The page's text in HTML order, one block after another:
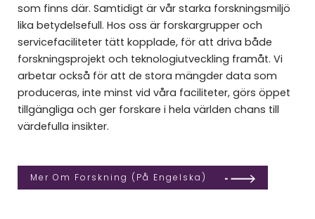
som finns där. Samtidigt är vår starka forskningsmiljö
lika betydelsefull. Hos oss är forskargrupper och
servicefaciliteter tätt kopplade, för att driva både
forskningsprojekt och teknologiutveckling framåt. Vi
arbetar också för att de stora mängder data som
produceras, inte minst vid våra faciliteter, görs öppet
tillgängliga och ger forskare i hela världen chans till
värdefulla insikter.
Mer Om Forskning (på Engelska)